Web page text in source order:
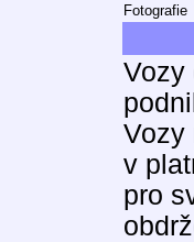
Fotografie
Vozy
Vozy
v
pro